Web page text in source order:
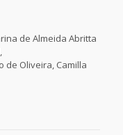
de Almeida Abritta
de Oliveira, Camilla